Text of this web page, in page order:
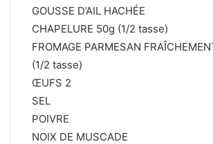
GOUSSE D’AIL HACHÉE
CHAPELURE 50g (1/2 tasse)
FROMAGE PARMESAN
(1/2 tasse)
ŒUFS 2
SEL
POIVRE
NOIX DE MUSCADE